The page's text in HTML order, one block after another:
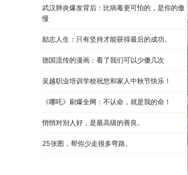
武汉肺炎爆发背后：比病毒更可怕的，是你的傲
慢
励志人生：只有坚持才能获得最后的成功。
德国流传的漫画：看了我们可以少傻几次
吴越职业培训学校祝您和家人中秋节快乐​！​
《哪吒》刷爆全网：不认命，就是我的命！
悄悄对别人好，是最高级的善良。
25张图，帮你少走很多弯路。